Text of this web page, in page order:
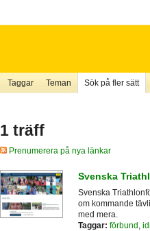
Taggar Teman Sök på fler sätt
1 träff
Prenumerera på nya länkar
Svenska
Svenska
om kommande
med mera.
Taggar: förbund